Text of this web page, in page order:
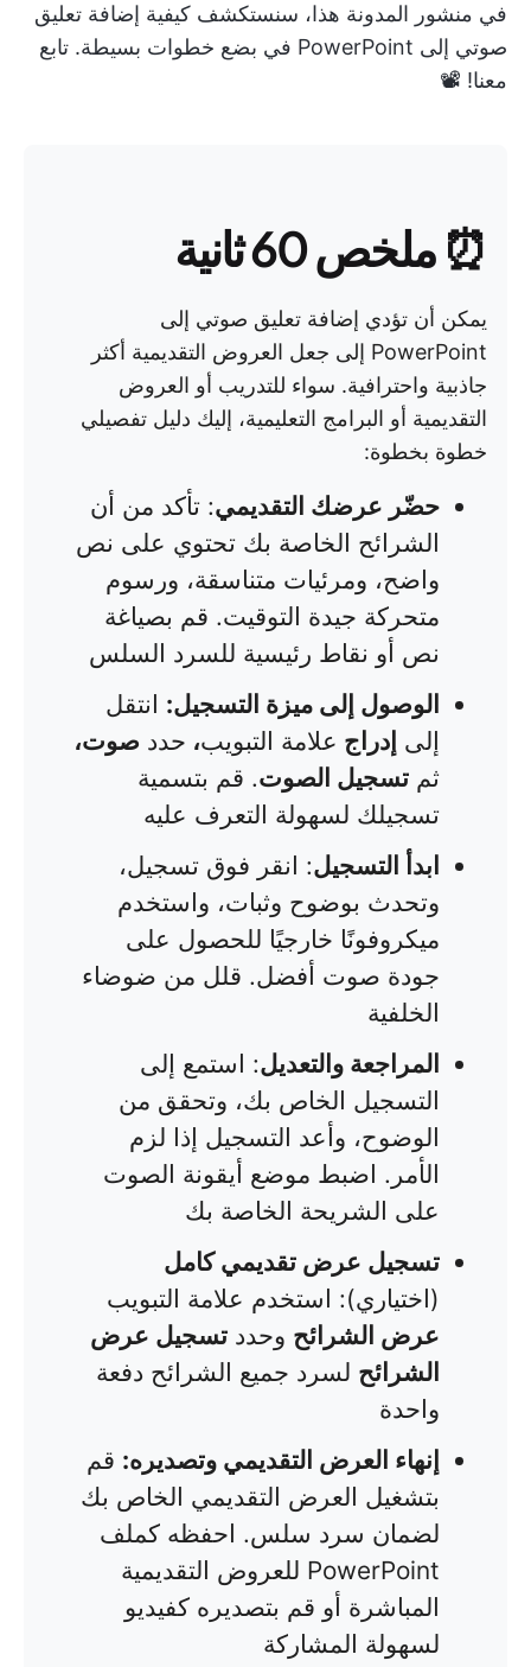
في منشور المدونة هذا، سنستكشف كيفية إضافة تعليق
صوتي إلى PowerPoint في بضع خطوات بسيطة. تابع
معنا! 📽️
⏰ ملخص 60 ثانية
يمكن أن تؤدي إضافة تعليق صوتي إلى
PowerPoint إلى جعل العروض التقديمية أكثر
جاذبية واحترافية. سواء للتدريب أو العروض
التقديمية أو البرامج التعليمية، إليك دليل تفصيلي
خطوة بخطوة:
حضّر عرضك التقديمي: تأكد من أن
الشرائح الخاصة بك تحتوي على نص
واضح، ومرئيات متناسقة، ورسوم
متحركة جيدة التوقيت. قم بصياغة
نص أو نقاط رئيسية للسرد السلس
الوصول إلى ميزة التسجيل: انتقل
إلى إدراج علامة التبويب، حدد صوت،
ثم تسجيل الصوت. قم بتسمية
تسجيلك لسهولة التعرف عليه
ابدأ التسجيل: انقر فوق تسجيل،
وتحدث بوضوح وثبات، واستخدم
ميكروفونًا خارجيًا للحصول على
جودة صوت أفضل. قلل من ضوضاء
الخلفية
المراجعة والتعديل: استمع إلى
التسجيل الخاص بك، وتحقق من
الوضوح، وأعد التسجيل إذا لزم
الأمر. اضبط موضع أيقونة الصوت
على الشريحة الخاصة بك
تسجيل عرض تقديمي كامل
(اختياري): استخدم علامة التبويب
عرض الشرائح وحدد تسجيل عرض
الشرائح لسرد جميع الشرائح دفعة
واحدة
إنهاء العرض التقديمي وتصديره: قم
بتشغيل العرض التقديمي الخاص بك
لضمان سرد سلس. احفظه كملف
PowerPoint للعروض التقديمية
المباشرة أو قم بتصديره كفيديو
لسهولة المشاركة